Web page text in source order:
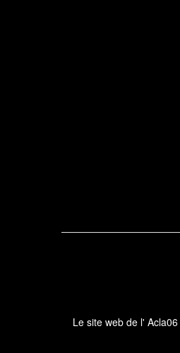
Le site web de l' Acla06